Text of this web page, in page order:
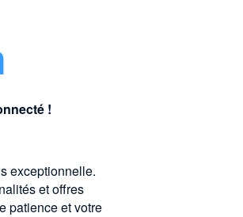
!
exceptionnelle.
et offres
patience et votre